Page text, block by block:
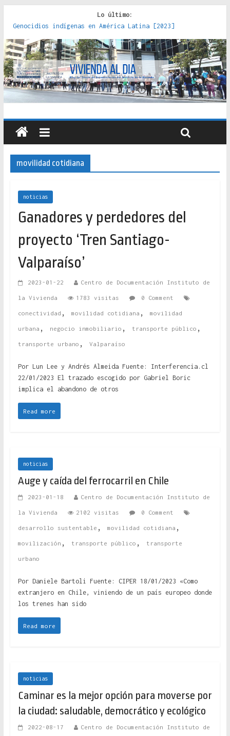
Lo último:
Genocidios indígenas en América Latina [2023]
Estudios sobre la espacialización de los Estados :
políticas, prácticas y representaciones [2022]
Donde el pedernal choca con el acero : hacia una teoría
crítica de las fronteras latinoamericanas [2020]
Criterios técnicos para una vivienda adecuada [2019]
Red de consultorios de la Caja del Seguro Obrero en
Santiago : un patrimonio emblemático [2014]
movilidad cotidiana
noticias
Ganadores y perdedores del
proyecto ‘Tren Santiago-
Valparaíso’
2023-01-22 Centro de Documentación Instituto de
la Vivienda 1783 visitas 0 Comment
conectividad , movilidad cotidiana , movilidad
urbana , negocio inmobiliario , transporte público ,
transporte urbano , Valparaíso
Por Lun Lee y Andrés Almeida Fuente: Interferencia.cl
22/01/2023 El trazado escogido por Gabriel Boric
implica el abandono de otros
Read more
noticias
Auge y caída del ferrocarril en Chile
2023-01-18 Centro de Documentación Instituto de
la Vivienda 2102 visitas 0 Comment
desarrollo sustentable , movilidad cotidiana ,
movilización , transporte público , transporte
urbano
Por Daniele Bartoli Fuente: CIPER 18/01/2023 «Como
extranjero en Chile, viniendo de un país europeo donde
los trenes han sido
Read more
noticias
Caminar es la mejor opción para moverse por
la ciudad: saludable, democrático y ecológico
2022-08-17 Centro de Documentación Instituto de